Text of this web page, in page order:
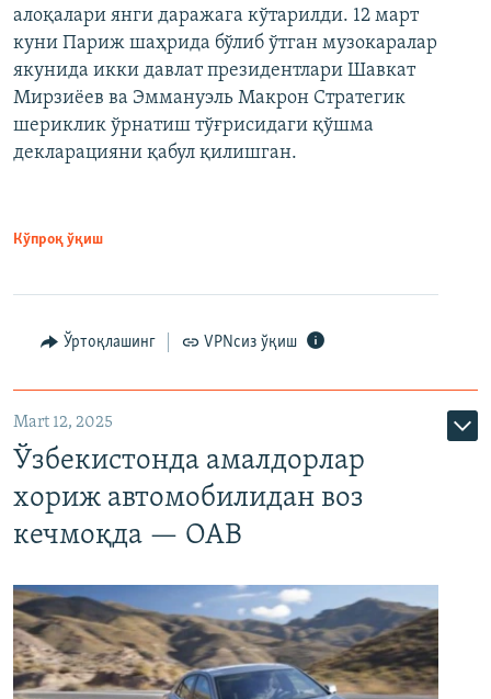
алоқалари янги даражага кўтарилди. 12 март
куни Париж шаҳрида бўлиб ўтган музокаралар
якунида икки давлат президентлари Шавкат
Мирзиёев ва Эммануэль Макрон Стратегик
шериклик ўрнатиш тўғрисидаги қўшма
декларацияни қабул қилишган.
Кўпроқ ўқиш
Ўртоқлашинг VPNсиз ўқиш
Mart 12, 2025
Ўзбекистонда амалдорлар
хориж автомобилидан воз
кечмоқда — ОАВ